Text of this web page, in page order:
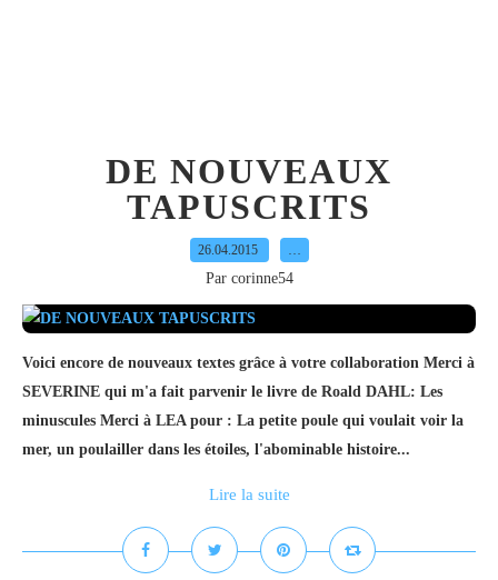
DE NOUVEAUX
TAPUSCRITS
26.04.2015 …
Par corinne54
Voici encore de nouveaux textes grâce à votre collaboration Merci à
SEVERINE qui m'a fait parvenir le livre de Roald DAHL: Les
minuscules Merci à LEA pour : La petite poule qui voulait voir la
mer, un poulailler dans les étoiles, l'abominable histoire...
Lire la suite